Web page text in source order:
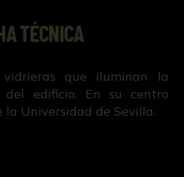
TÉCNICA
que iluminan la
del edificio. En su centro
la Universidad de Sevilla.